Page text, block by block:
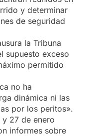
y determinar
de seguridad
la Tribuna
supuesto exceso
permitido
no ha
dinámica ni las
por los peritos».
27 de enero
informes sobre